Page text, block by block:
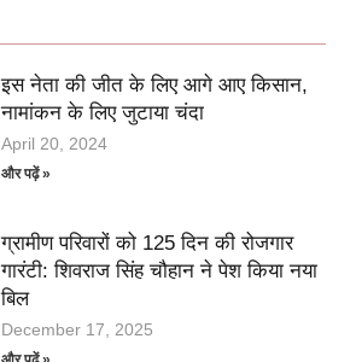
इस नेता की जीत के लिए आगे आए किसान,
नामांकन के लिए जुटाया चंदा
April 20, 2024
और पढ़ें »
ग्रामीण परिवारों को 125 दिन की रोजगार
गारंटी: शिवराज सिंह चौहान ने पेश किया नया
बिल
December 17, 2025